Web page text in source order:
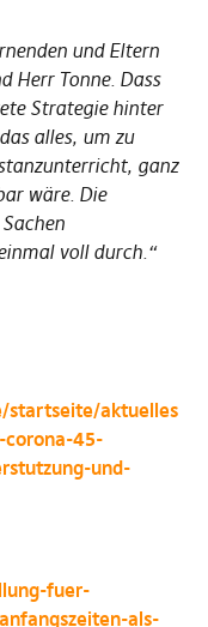
und Eltern
Herr Tonne. Dass
Strategie hinter
alles, um zu
ganz
wäre. Die
voll durch.“
startseite/aktuelles
corona-45-
und-
fuer-
als-